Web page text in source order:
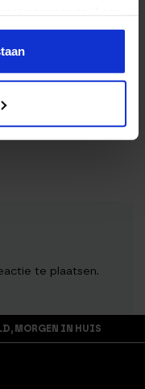
.
te plaatsen.
MORGEN IN HUIS